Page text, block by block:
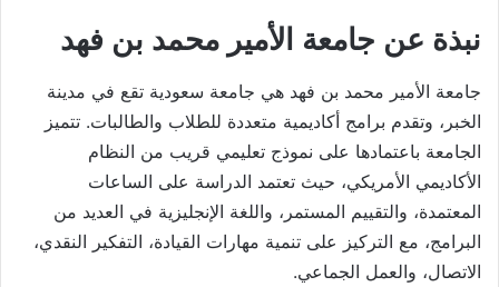
نبذة عن جامعة الأمير محمد بن فهد
جامعة الأمير محمد بن فهد هي جامعة سعودية تقع في مدينة
الخبر، وتقدم برامج أكاديمية متعددة للطلاب والطالبات. تتميز
الجامعة باعتمادها على نموذج تعليمي قريب من النظام
الأكاديمي الأمريكي، حيث تعتمد الدراسة على الساعات
المعتمدة، والتقييم المستمر، واللغة الإنجليزية في العديد من
البرامج، مع التركيز على تنمية مهارات القيادة، التفكير النقدي،
الاتصال، والعمل الجماعي.